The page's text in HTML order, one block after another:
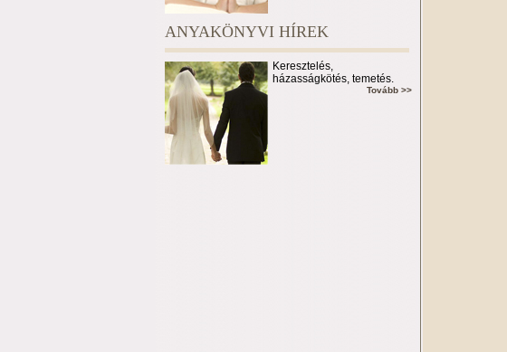
ANYAKÖNYVI HÍREK
Keresztelés,
házasságkötés, temetés.
Tovább >>